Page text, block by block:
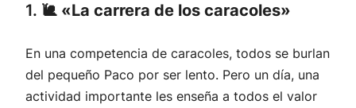
1. 🐌 «La carrera de los caracoles»
En una competencia de caracoles, todos se burlan
del pequeño Paco por ser lento. Pero un día, una
actividad importante les enseña a todos el valor